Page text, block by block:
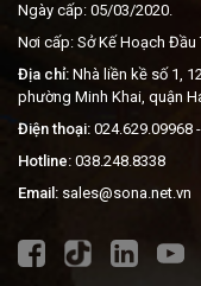
Ngày cấp: 05/03/2020.
Nơi cấp: Sở Kế Hoạch Đầu
Địa chỉ: Nhà liền kề số 1,
phường Minh Khai, quận
Điện thoại: 024.629.09968
Hotline: 038.248.8338
Email: sales@sona.net.vn